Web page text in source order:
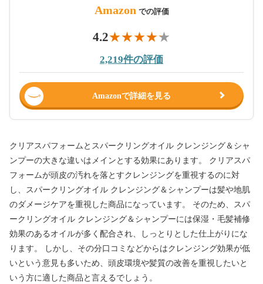
Amazon での評価
4.2
2,219件の評価
Amazonで詳細を見る
クリアスパフォームとスパークリングオイル クレンジング＆シャ
ンプーの大きな違いはメインとする効果にあります。 クリアスパ
フォームが頭皮の汚れを落とすクレンジングを重視するのに対
し、スパークリングオイル クレンジング＆シャンプーは髪や地肌
のダメージケアを重視した商品になっています。 そのため、スパ
ークリングオイル クレンジング＆シャンプーには保湿・毛髪補修
効果のあるオイルが多く配合され、しっとりとした仕上がりにな
ります。 しかし、その分口コミなどからはクレンジング効果が低
いという意見も多いため、頭皮環境や髪質の改善を重視したいと
いう方に適した商品と言えるでしょう。